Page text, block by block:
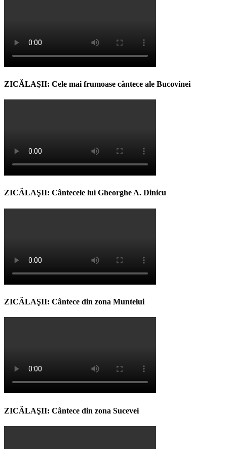
ZICĂLAŞII: Cele mai frumoase cântece ale Bucovinei
ZICĂLAŞII: Cântecele lui Gheorghe A. Dinicu
ZICĂLAŞII: Cântece din zona Muntelui
ZICĂLAŞII: Cântece din zona Sucevei